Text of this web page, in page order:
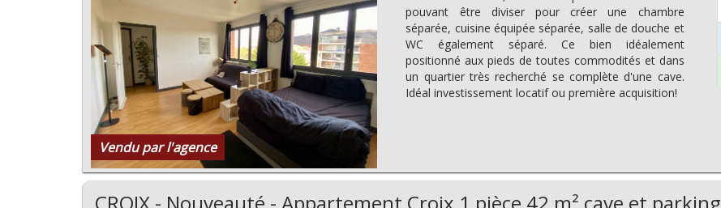
Vendu par l'agence
pouvant être diviser pour créer une chambre
séparée, cuisine équipée séparée, salle de douche et
WC également séparé. Ce bien idéalement
positionné aux pieds de toutes commodités et dans
un quartier très recherché se complète d'une cave.
Idéal investissement locatif ou première acquisition!